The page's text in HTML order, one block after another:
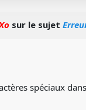
sur le sujet
spéciaux